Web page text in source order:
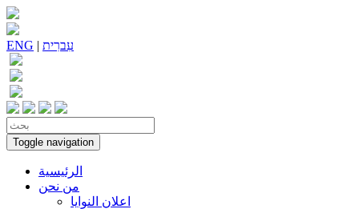
ENG | עִברִית
Toggle navigation
الرئيسية
من نحن
اعلان النوايا